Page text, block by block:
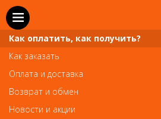
Как оплатить, как получить?
Как заказать
Оплата и доставка
Возврат и обмен
Новости и акции